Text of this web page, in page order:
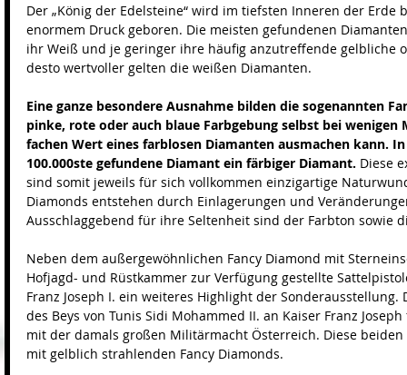
Der „König der Edelsteine“ wird im tiefsten Inneren der Erde
enormem Druck geboren. Die meisten gefundenen
ihr Weiß und je geringer ihre häufig anzutreffende gelbliche
desto wertvoller gelten die weißen Diamanten.
Eine ganze besondere Ausnahme bilden die sogenannten
pinke, rote oder auch blaue Farbgebung selbst bei
fachen Wert eines farblosen Diamanten ausmachen kann.
100.000ste gefundene Diamant ein färbiger Diamant. Diese
sind somit jeweils für sich vollkommen einzigartige
Diamonds entstehen durch Einlagerungen und
Ausschlaggebend für ihre Seltenheit sind der Farbton sowie
Neben dem außergewöhnlichen Fancy Diamond mit
Hofjagd- und Rüstkammer zur Verfügung gestellte
Franz Joseph I. ein weiteres Highlight der Sonderausstellung.
des Beys von Tunis Sidi Mohammed II. an Kaiser Franz
mit der damals großen Militärmacht Österreich. Diese
mit gelblich strahlenden Fancy Diamonds.